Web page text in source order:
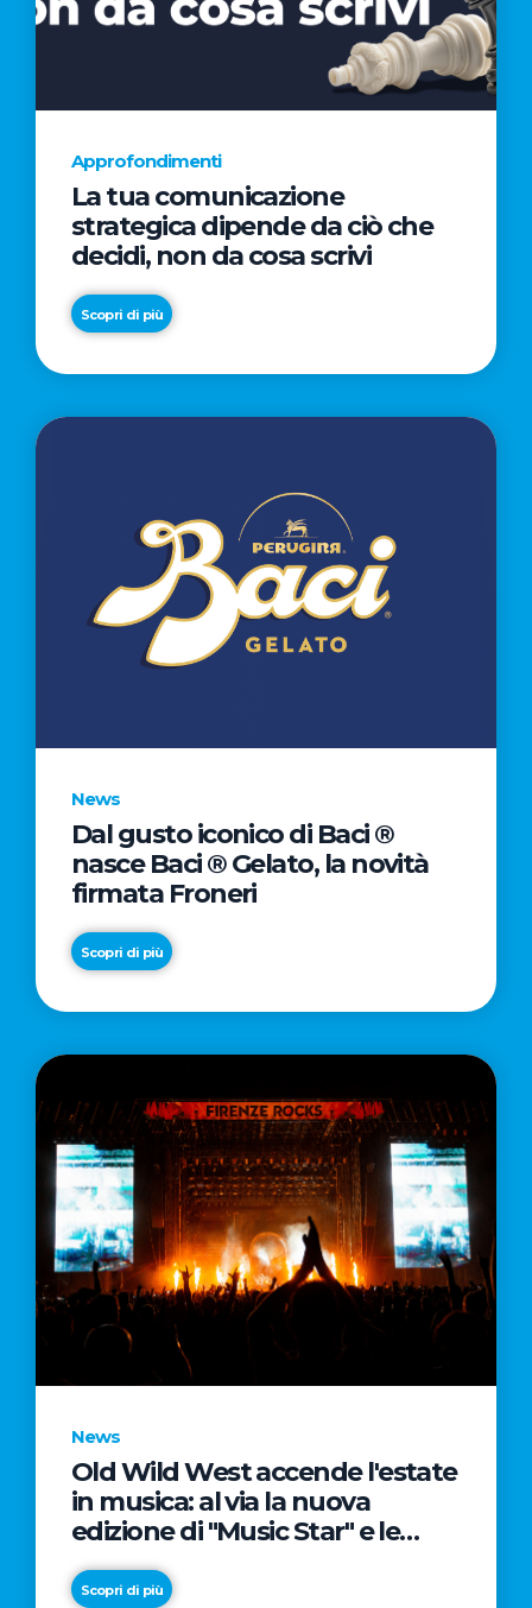
AL
CINEMA
NELLA
CAMPAGNA
REGISTA
PREMIO
OSCAR®
Approfondimenti
La tua comunicazione
strategica dipende da ciò che
decidi, non da cosa scrivi
Scopri di più
News
Dal gusto iconico di Baci ®
nasce Baci ® Gelato, la novità
firmata Froneri
Scopri di più
News
Old Wild West accende l'estate
in musica: al via la nuova
edizione di "Music Star" e le
prestigiose partnership con
Radio Italia e Live Nation
Scopri di più